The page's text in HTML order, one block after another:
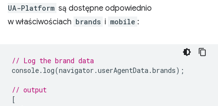
UA-Platform są dostępne odpowiednio
w właściwościach brands i mobile :
// Log the brand data
console. log(navigator .userAgentData.brands);
// output
[